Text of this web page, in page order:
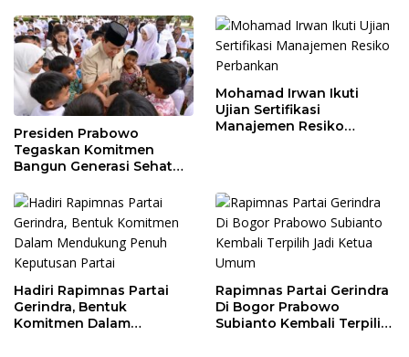
Perekonomian Daerah
Presiden Prabowo
Tegaskan Komitmen
Bangun Generasi Sehat
Mohamad Irwan Ikuti
Ujian Sertifikasi
Manajemen Resiko
Hadiri Rapimnas Partai
Gerindra, Bentuk
Komitmen Dalam
Rapimnas Partai Gerindra
Di Bogor Prabowo
Subianto Kembali Terpilih